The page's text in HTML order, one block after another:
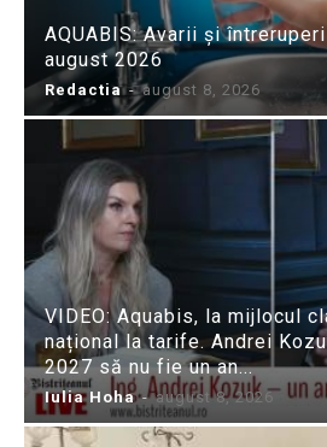
AQUABIS: Avarii și
august 2026
Redactia - august 8, 2026
VIDEO: Aquabis, la mijlocul
național la tarife. Andrei
2027 să nu fie un an...
Iulia Hoha - august 8, 2026